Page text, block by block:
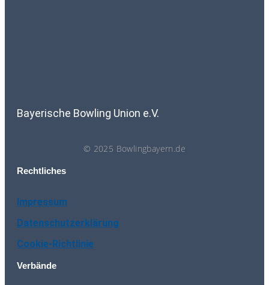
Bayerische Bowling Union e.V.
© 2025 Bowlingbayern.de
Rechtliches
Impressum
Datenschutzerklärung
Cookie-Richtlinie
Verbände